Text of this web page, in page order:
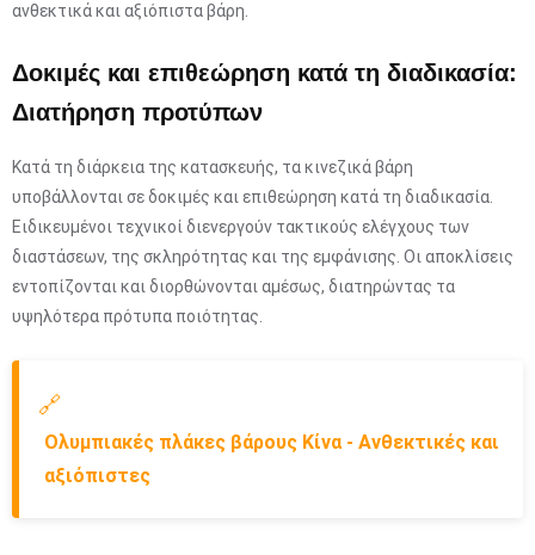
ανθεκτικά και αξιόπιστα βάρη.
Δοκιμές και επιθεώρηση κατά τη διαδικασία:
Διατήρηση προτύπων
Κατά τη διάρκεια της κατασκευής, τα κινεζικά βάρη
υποβάλλονται σε δοκιμές και επιθεώρηση κατά τη διαδικασία.
Ειδικευμένοι τεχνικοί διενεργούν τακτικούς ελέγχους των
διαστάσεων, της σκληρότητας και της εμφάνισης. Οι αποκλίσεις
εντοπίζονται και διορθώνονται αμέσως, διατηρώντας τα
υψηλότερα πρότυπα ποιότητας.
🔗
Ολυμπιακές πλάκες βάρους Κίνα - Ανθεκτικές και
αξιόπιστες